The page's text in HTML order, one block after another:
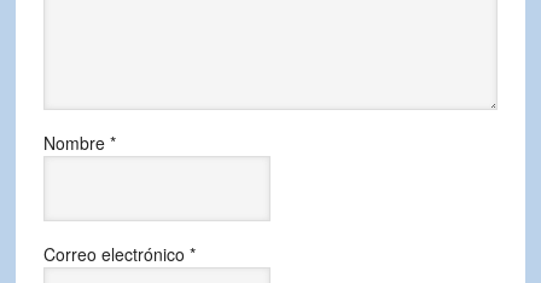
Nombre *
Correo electrónico *